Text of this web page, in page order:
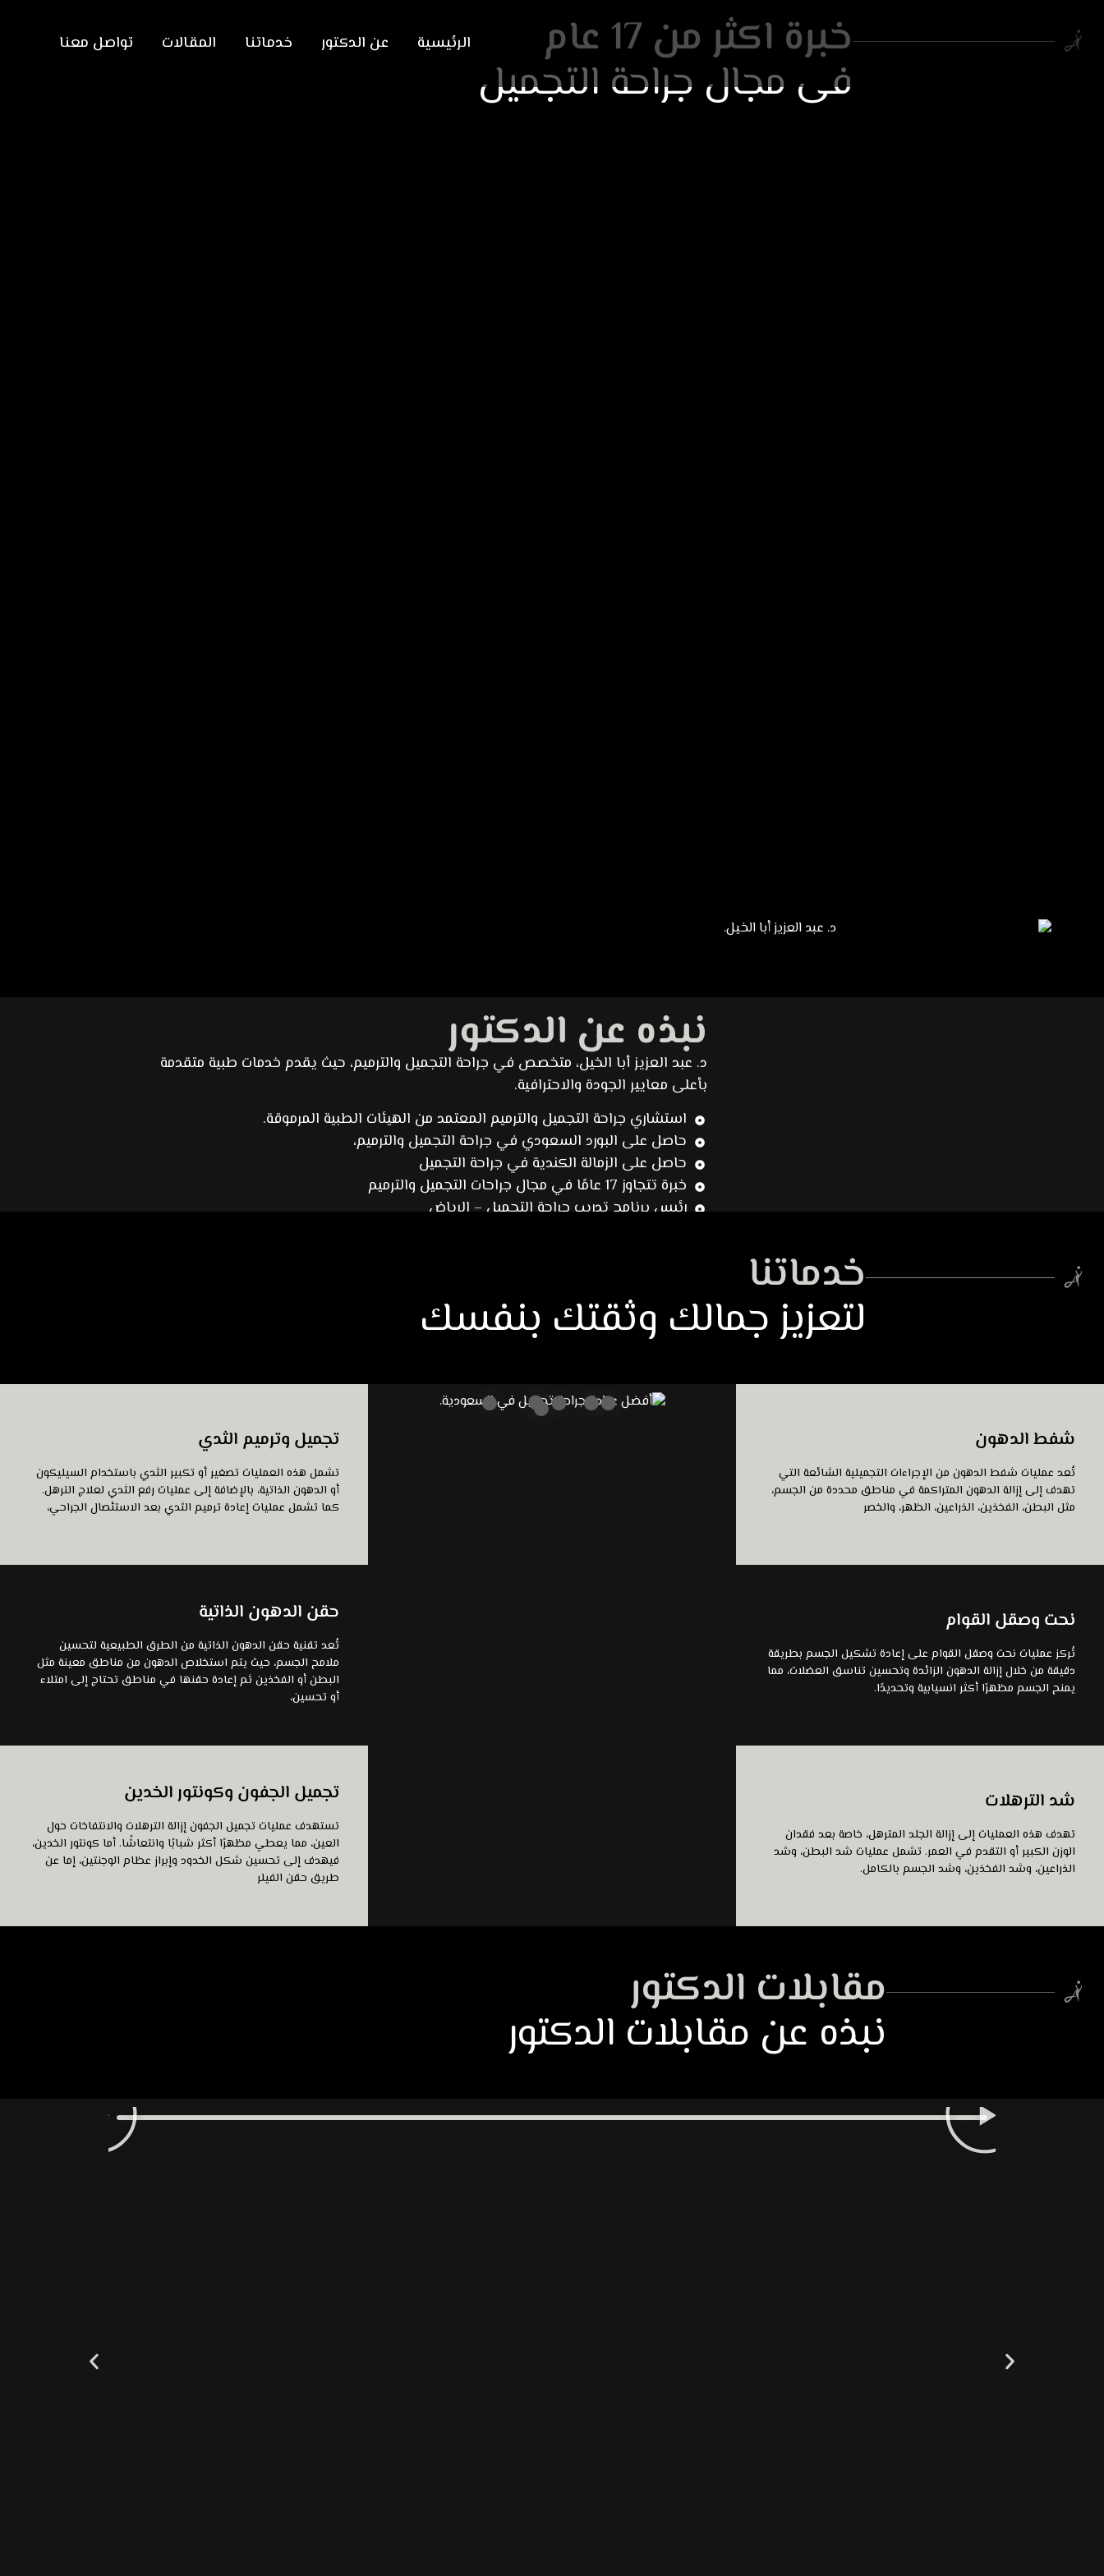
الرئيسية عن الدكتور خدماتنا المقالات تواصل معنا خبرة اكثر من 17 عام
فى مجال جراحة التجميل
نبذه عن الدكتور
د. عبد العزيز أبا الخيل، متخصص في جراحة التجميل والترميم، حيث يقدم خدمات طبية متقدمة
بأعلى معايير الجودة والاحترافية.
استشاري جراحة التجميل والترميم المعتمد من الهيئات الطبية المرموقة.
حاصل على البورد السعودي في جراحة التجميل والترميم،
حاصل على الزمالة الكندية في جراحة التجميل
خبرة تتجاوز 17 عامًا في مجال جراحات التجميل والترميم
رئيس برنامج تدريب جراحة التجميل – الرياض
خدماتنا
لتعزيز جمالك وثقتك بنفسك
شفط الدهون
تُعد عمليات شفط الدهون من الإجراءات التجميلية الشائعة التي
تهدف إلى إزالة الدهون المتراكمة في مناطق محددة من الجسم،
مثل البطن، الفخذين، الذراعين، الظهر، والخصر
عرض المزيد
نحت وصقل القوام
تُركز عمليات نحت وصقل القوام على إعادة تشكيل الجسم بطريقة
دقيقة من خلال إزالة الدهون الزائدة وتحسين تناسق العضلات، مما
يمنح الجسم مظهرًا أكثر انسيابية وتحديدًا.
عرض المزيد
شد الترهلات
تهدف هذه العمليات إلى إزالة الجلد المترهل، خاصة بعد فقدان
الوزن الكبير أو التقدم في العمر. تشمل عمليات شد البطن، وشد
الذراعين، وشد الفخذين، وشد الجسم بالكامل.
عرض المزيد
تجميل وترميم الثدي
تشمل هذه العمليات تصغير أو تكبير الثدي باستخدام السيليكون
أو الدهون الذاتية، بالإضافة إلى عمليات رفع الثدي لعلاج الترهل.
كما تشمل عمليات إعادة ترميم الثدي بعد الاستئصال الجراحي،
عرض المزيد
حقن الدهون الذاتية
تُعد تقنية حقن الدهون الذاتية من الطرق الطبيعية لتحسين
ملامح الجسم، حيث يتم استخلاص الدهون من مناطق معينة مثل
البطن أو الفخذين ثم إعادة حقنها في مناطق تحتاج إلى امتلاء
أو تحسين،
عرض المزيد
تجميل الجفون وكونتور الخدين
تستهدف عمليات تجميل الجفون إزالة الترهلات والانتفاخات حول
العين، مما يعطي مظهرًا أكثر شبابًا وانتعاشًا. أما كونتور الخدين،
فيهدف إلى تحسين شكل الخدود وإبراز عظام الوجنتين، إما عن
طريق حقن الفيلر
عرض المزيد
مقابلات الدكتور
نبذه عن مقابلات الدكتور